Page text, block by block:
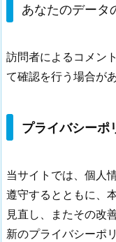
あなたのデータ
訪問者によるコメン
て確認を行う場合が
プライバシーポ
当サイトでは、個人
遵守するとともに、
見直し、またその改
新のプライバシーポ